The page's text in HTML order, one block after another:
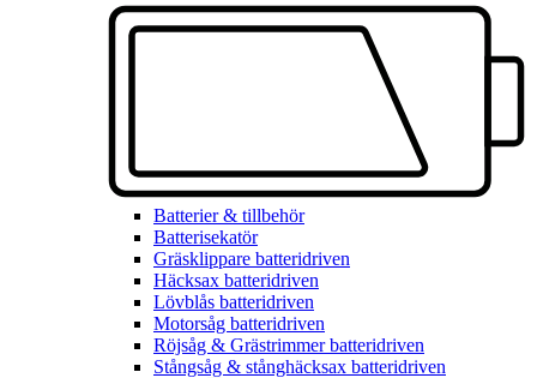
Batterier & tillbehör
Batterisekatör
Gräsklippare batteridriven
Häcksax batteridriven
Lövblås batteridriven
Motorsåg batteridriven
Röjsåg & Grästrimmer batteridriven
Stångsåg & stånghäcksax batteridriven